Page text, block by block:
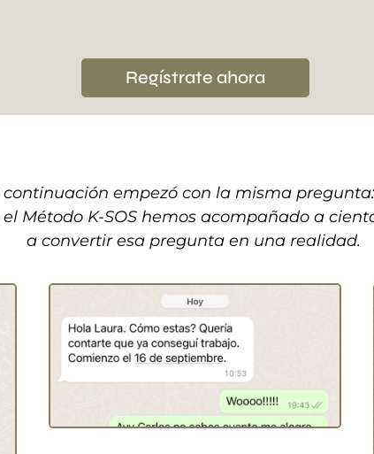
Regístrate ahora
empezó con la misma pregunta:
el Método K-SOS hemos acompañado a
a convertir esa pregunta en una realidad.